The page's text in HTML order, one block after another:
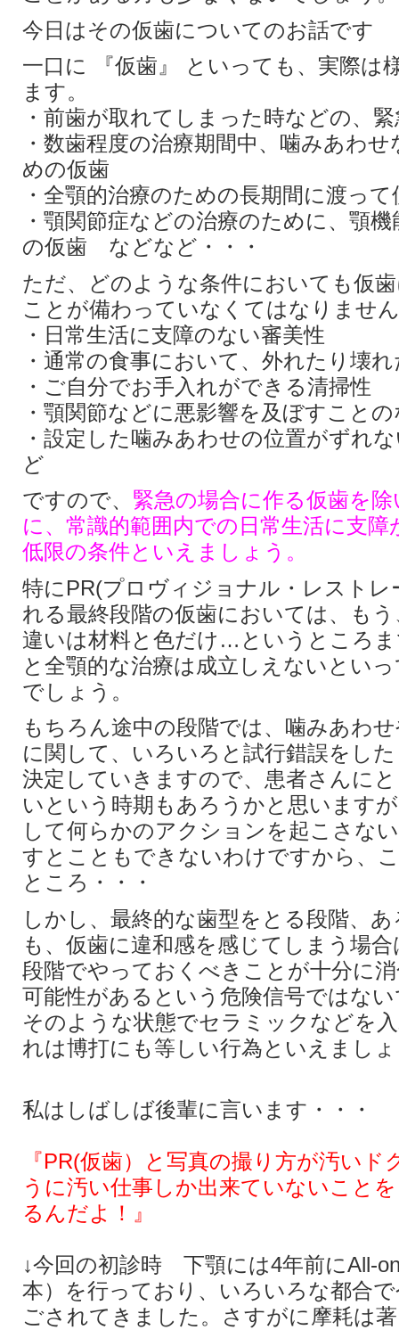
今日はその仮歯についてのお話です
一口に 『仮歯』 といっても、実際は
ます。
・前歯が取れてしまった時などの、
・数歯程度の治療期間中、噛みあわ
めの仮歯
・全顎的治療のための長期間に渡っ
・顎関節症などの治療のために、顎
の仮歯 などなど・・・
ただ、どのような条件においても仮
ことが備わっていなくてはなりませ
・日常生活に支障のない審美性
・通常の食事において、外れたり壊
・ご自分でお手入れができる清掃性
・顎関節などに悪影響を及ぼすこと
・設定した噛みあわせの位置がずれ
ど
ですので、 緊急の場合に作る仮歯を
に、常識的範囲内での日常生活に支
低限の条件といえましょう。
特にPR(プロヴィジョナル・レストレ
れる最終段階の仮歯においては、も
違いは材料と色だけ…というところ
と全顎的な治療は成立しえないとい
でしょう。
もちろん途中の段階では、噛みあわ
に関して、いろいろと試行錯誤をし
決定していきますので、患者さんに
いという時期もあろうかと思います
して何らかのアクションを起こさな
すとこともできないわけですから、
ところ・・・
しかし、最終的な歯型をとる段階、
も、仮歯に違和感を感じてしまう場
段階でやっておくべきことが十分に
可能性があるという危険信号ではな
そのような状態でセラミックなどを
れは博打にも等しい行為といえまし
私はしばしば後輩に言います・・・
『PR(仮歯）と写真の撮り方が汚いド
うに汚い仕事しか出来ていないこと
るんだよ！』
↓今回の初診時 下顎には4年前にAll-
本）を行っており、いろいろな都合
ごされてきました。さすがに摩耗は